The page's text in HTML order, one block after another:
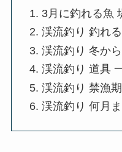
3月に釣れる魚
渓流釣り 釣れ
渓流釣り 冬か
渓流釣り 道具
渓流釣り 禁漁
渓流釣り 何月